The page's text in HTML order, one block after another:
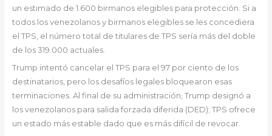
un estimado de 1.600 birmanos elegibles para protección. Si a
todos los venezolanos y birmanos elegibles se les concediera
el TPS, el número total de titulares de TPS sería más del doble
de los 319.000 actuales.
Trump intentó cancelar el TPS para el 97 por ciento de los
destinatarios, pero los desafíos legales bloquearon esas
terminaciones. Al final de su administración, Trump designó a
los venezolanos para salida forzada diferida (DED); TPS ofrece
un estado más estable dado que es más difícil de revocar.